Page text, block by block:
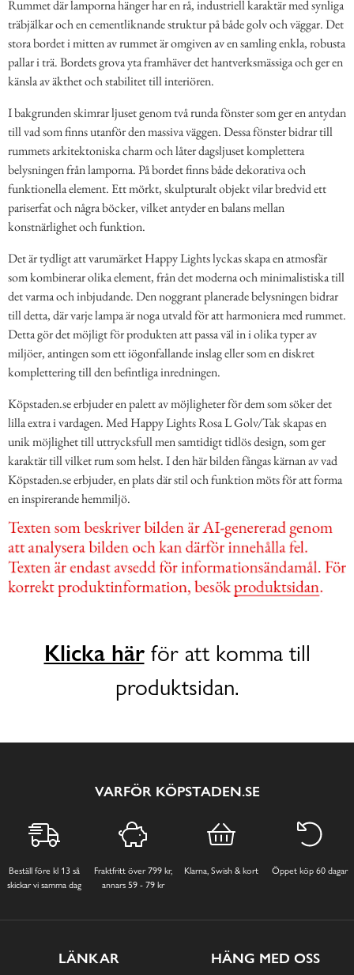
Rummet där lamporna hänger har en rå, industriell karaktär med synliga
träbjälkar och en cementliknande struktur på både golv och väggar. Det
stora bordet i mitten av rummet är omgiven av en samling enkla, robusta
pallar i trä. Bordets grova yta framhäver det hantverksmässiga och ger en
känsla av äkthet och stabilitet till interiören.
I bakgrunden skimrar ljuset genom två runda fönster som ger en antydan
till vad som finns utanför den massiva väggen. Dessa fönster bidrar till
rummets arkitektoniska charm och låter dagsljuset komplettera
belysningen från lamporna. På bordet finns både dekorativa och
funktionella element. Ett mörkt, skulpturalt objekt vilar bredvid ett
pariserfat och några böcker, vilket antyder en balans mellan
konstnärlighet och funktion.
Det är tydligt att varumärket Happy Lights lyckas skapa en atmosfär
som kombinerar olika element, från det moderna och minimalistiska till
det varma och inbjudande. Den noggrant planerade belysningen bidrar
till detta, där varje lampa är noga utvald för att harmoniera med rummet.
Detta gör det möjligt för produkten att passa väl in i olika typer av
miljöer, antingen som ett iögonfallande inslag eller som en diskret
komplettering till den befintliga inredningen.
Köpstaden.se erbjuder en palett av möjligheter för dem som söker det
lilla extra i vardagen. Med Happy Lights Rosa L Golv/Tak skapas en
unik möjlighet till uttrycksfull men samtidigt tidlös design, som ger
karaktär till vilket rum som helst. I den här bilden fångas kärnan av vad
Köpstaden.se erbjuder, en plats där stil och funktion möts för att forma
en inspirerande hemmiljö.
Klicka härför att komma till
produktsidan.
VARFÖR KÖPSTADEN.SE
Beställ före kl 13 så
skickar vi samma dag
Fraktfritt över 799 kr,
annars 59 - 79 kr
Klarna, Swish & kort Öppet köp 60 dagar
LÄNKAR HÄNG MED OSS